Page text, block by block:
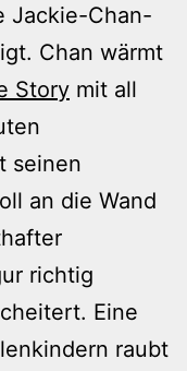
Jackie-Chan-
Chan wärmt
Story mit all
seinen
an die Wand
richtig
Eine
raubt